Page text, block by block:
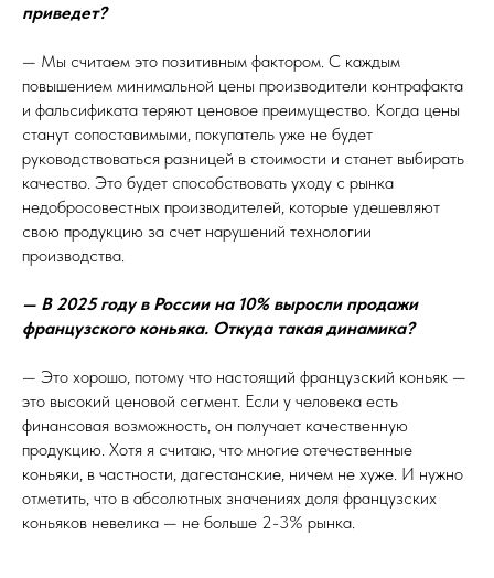
приведет?
— Мы считаем это позитивным фактором. С каждым
повышением минимальной цены производители контрафакта
и фальсификата теряют ценовое преимущество. Когда цены
станут сопоставимыми, покупатель уже не будет
руководствоваться разницей в стоимости и станет выбирать
качество. Это будет способствовать уходу с рынка
недобросовестных производителей, которые удешевляют
свою продукцию за счет нарушений технологии
производства.
— В 2025 году в России на 10% выросли продажи
французского коньяка. Откуда такая динамика?
— Это хорошо, потому что настоящий французский коньяк —
это высокий ценовой сегмент. Если у человека есть
финансовая возможность, он получает качественную
продукцию. Хотя я считаю, что многие отечественные
коньяки, в частности, дагестанские, ничем не хуже. И нужно
отметить, что в абсолютных значениях доля французских
коньяков невелика — не больше 2-3% рынка.